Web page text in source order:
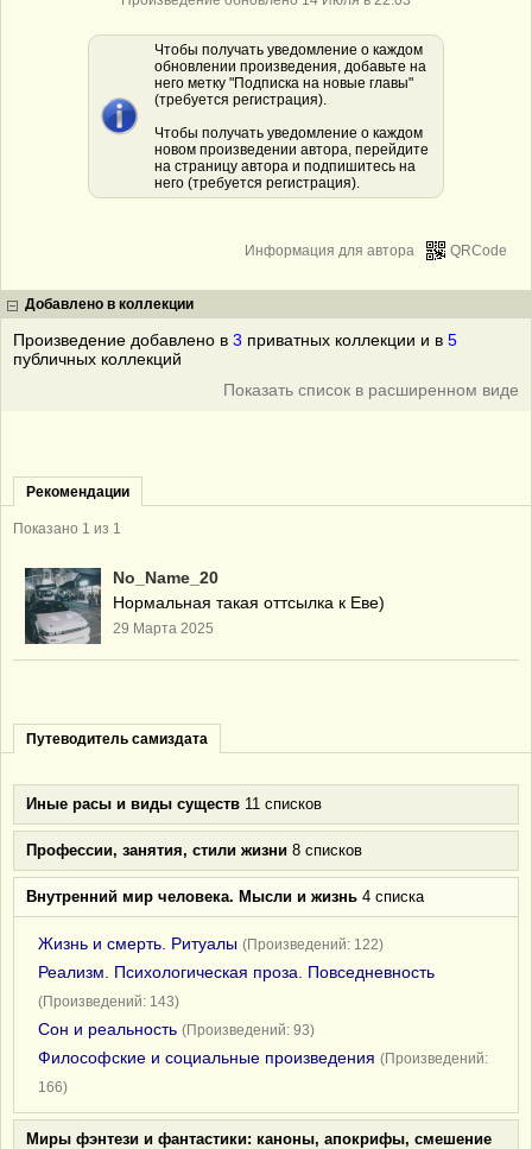
Чтобы получать уведомление о каждом
обновлении произведения, добавьте на
него метку "Подписка на новые главы"
(требуется регистрация).
Чтобы получать уведомление о каждом
новом произведении автора, перейдите
на страницу автора и подпишитесь на
него (требуется регистрация).
QRCode
Информация для автора
Добавлено в коллекции
Произведение добавлено в 3 приватных коллекции и в 5
публичных коллекций
Показать список в расширенном виде
Рекомендации
Показано 1 из 1
No_Name_20
Нормальная такая оттсылка к Еве)
29 Марта 2025
Путеводитель самиздата
Иные расы и виды существ 11 списков
Профессии, занятия, стили жизни 8 списков
Внутренний мир человека. Мысли и жизнь 4 списка
Жизнь и смерть. Ритуалы (Произведений: 122)
Реализм. Психологическая проза. Повседневность
(Произведений: 143)
Сон и реальность (Произведений: 93)
Философские и социальные произведения (Произведений:
166)
Миры фэнтези и фантастики: каноны, апокрифы, смешение